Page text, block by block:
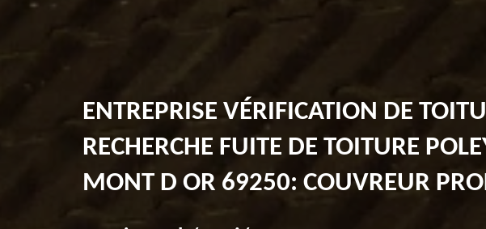
ENTREPRISE VÉRIFICATION DE
RECHERCHE FUITE DE TOITURE
MONT D OR 69250: COUVREUR